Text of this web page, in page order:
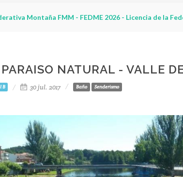
Montaña FMM - FEDME 2026 - Licencia de la
NATURAL - VALLE
B 30 jul. 2017 Baño Senderismo